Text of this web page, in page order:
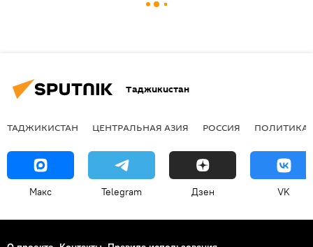
Таджикистан
ТАДЖИКИСТАН ЦЕНТРАЛЬНАЯ АЗИЯ РОССИЯ ПОЛИТИКА
Макс Telegram Дзен VK